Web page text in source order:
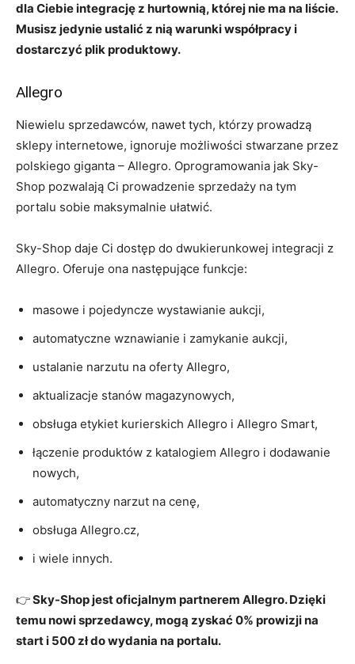
dla Ciebie integrację z hurtownią, której nie ma na liście.
Musisz jedynie ustalić z nią warunki współpracy i
dostarczyć plik produktowy.
Allegro
Niewielu sprzedawców, nawet tych, którzy prowadzą
sklepy internetowe, ignoruje możliwości stwarzane przez
polskiego giganta – Allegro. Oprogramowania jak Sky-
Shop pozwalają Ci prowadzenie sprzedaży na tym
portalu sobie maksymalnie ułatwić.
Sky-Shop daje Ci dostęp do dwukierunkowej integracji z
Allegro. Oferuje ona następujące funkcje:
masowe i pojedyncze wystawianie aukcji,
automatyczne wznawianie i zamykanie aukcji,
ustalanie narzutu na oferty Allegro,
aktualizacje stanów magazynowych,
obsługa etykiet kurierskich Allegro i Allegro Smart,
łączenie produktów z katalogiem Allegro i dodawanie
nowych,
automatyczny narzut na cenę,
obsługa Allegro.cz,
i wiele innych.
👉Sky-Shop jest oficjalnym partnerem Allegro. Dzięki
temu nowi sprzedawcy, mogą zyskać 0% prowizji na
start i 500 zł do wydania na portalu.